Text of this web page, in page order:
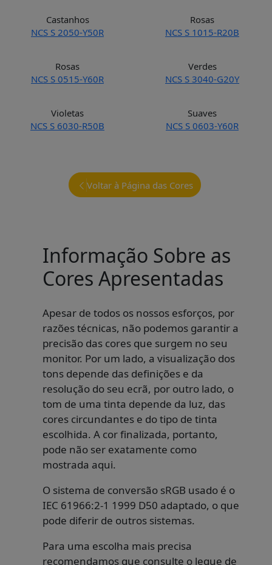
Castanhos
NCS S 2050-Y50R
Rosas
NCS S 1015-R20B
Rosas
NCS S 0515-Y60R
Verdes
NCS S 3040-G20Y
Violetas
NCS S 6030-R50B
Suaves
NCS S 0603-Y60R
Voltar à Página das Cores
Informação Sobre as
Cores Apresentadas
Apesar de todos os nossos esforços, por
razões técnicas, não podemos garantir a
precisão das cores que surgem no seu
monitor. Por um lado, a visualização dos
tons depende das definições e da
resolução do seu ecrã, por outro lado, o
tom de uma tinta depende da luz, das
cores circundantes e do tipo de tinta
escolhida. A cor finalizada, portanto,
pode não ser exatamente como
mostrada aqui.
O sistema de conversão sRGB usado é o
IEC 61966:2-1 1999 D50 adaptado, o que
pode diferir de outros sistemas.
Para uma escolha mais precisa
recomendamos que consulte o leque de